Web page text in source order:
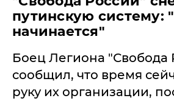
путинскую систему:
начинается"
Боец Легиона "Свобода
сообщил, что время
руку их организации,